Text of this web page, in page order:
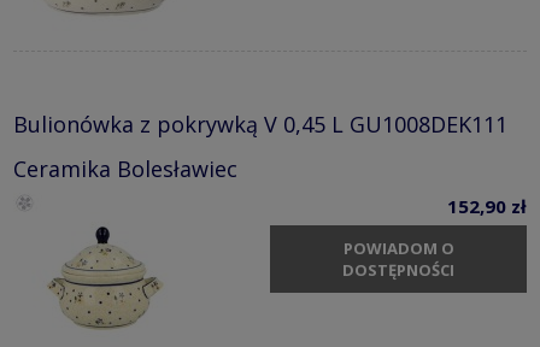
Bulionówka z pokrywką V 0,45 L GU1008DEK111
Ceramika Bolesławiec
152,90 zł
POWIADOM O
DOSTĘPNOŚCI